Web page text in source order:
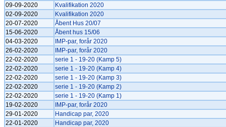
09-09-2020
Kvalifikation 2020
02-09-2020
Kvalifikation 2020
20-07-2020
Åbent Hus 20/07
15-06-2020
Åbent hus 15/06
04-03-2020
IMP-par, forår 2020
26-02-2020
IMP-par, forår 2020
22-02-2020
serie 1 - 19-20 (Kamp 5)
22-02-2020
serie 1 - 19-20 (Kamp 4)
22-02-2020
serie 1 - 19-20 (Kamp 3)
22-02-2020
serie 1 - 19-20 (Kamp 2)
22-02-2020
serie 1 - 19-20 (Kamp 1)
19-02-2020
IMP-par, forår 2020
29-01-2020
Handicap par, 2020
22-01-2020
Handicap par, 2020